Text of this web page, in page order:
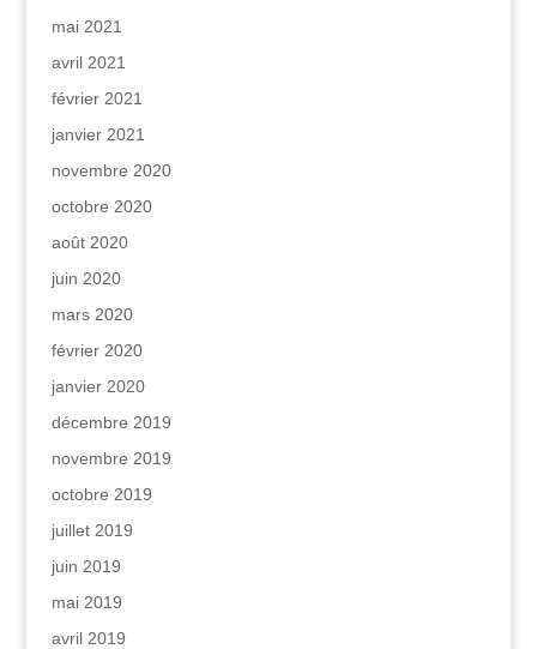
mai 2021
avril 2021
février 2021
janvier 2021
novembre 2020
octobre 2020
août 2020
juin 2020
mars 2020
février 2020
janvier 2020
décembre 2019
novembre 2019
octobre 2019
juillet 2019
juin 2019
mai 2019
avril 2019